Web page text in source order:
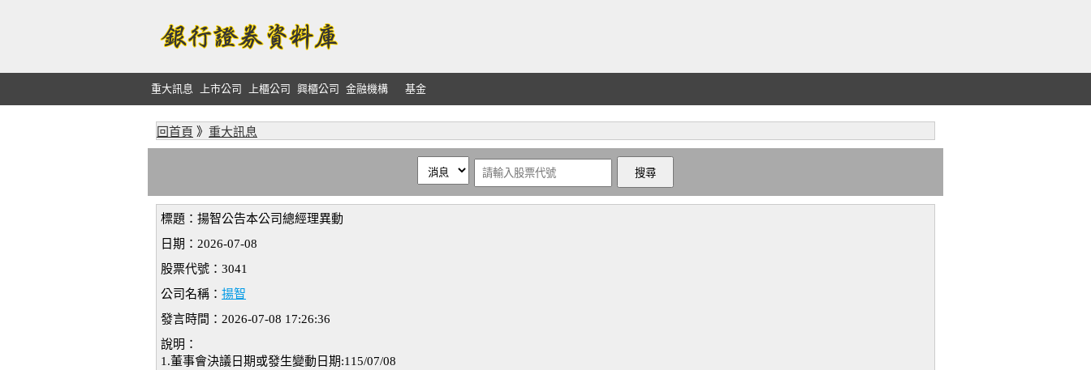
重大訊息 上市公司 上櫃公司 興櫃公司 金融機構 基金
回首頁 》 重大訊息
標題：揚智公告本公司總經理異動
日期：2026-07-08
股票代號：3041
公司名稱： 揚智
發言時間：2026-07-08 17:26:36
說明：
1.董事會決議日期或發生變動日期:115/07/08